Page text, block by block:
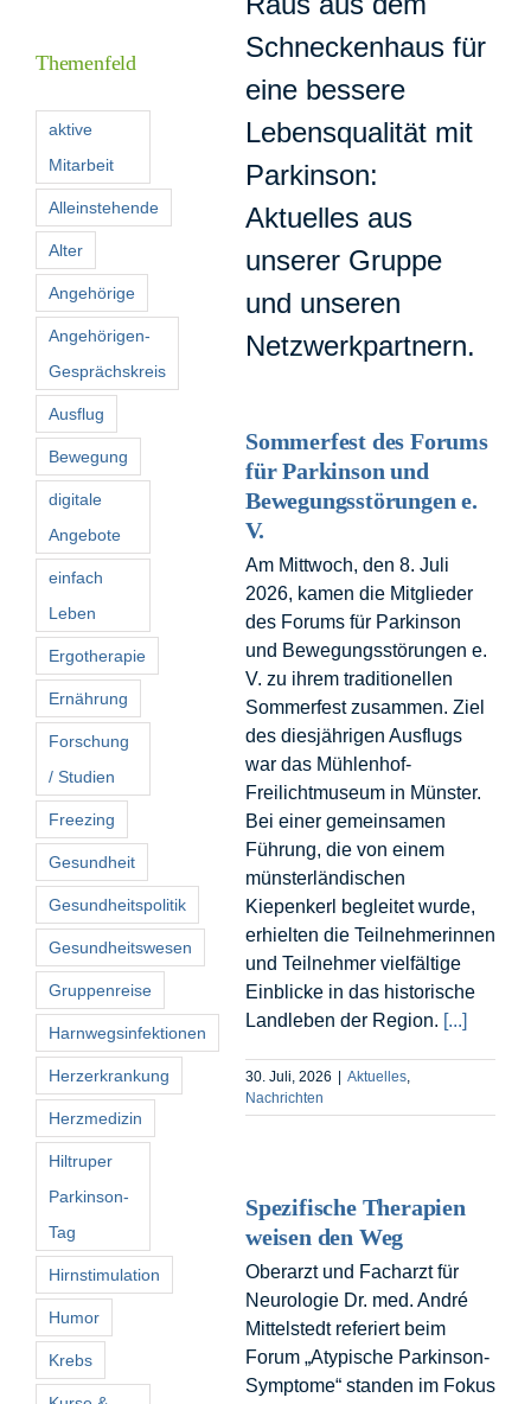
Schneckenhaus für
eine bessere
Lebensqualität mit
Parkinson:
Aktuelles aus
unserer Gruppe
und unseren
Netzwerkpartnern.
Sommerfest des Forums
für Parkinson und
Bewegungsstörungen e.
V.
Am Mittwoch, den 8. Juli
2026, kamen die Mitglieder
des Forums für Parkinson
und Bewegungsstörungen e.
V. zu ihrem traditionellen
Sommerfest zusammen. Ziel
des diesjährigen Ausflugs
war das Mühlenhof-
Freilichtmuseum in Münster.
Bei einer gemeinsamen
Führung, die von einem
münsterländischen
Kiepenkerl begleitet wurde,
erhielten die Teilnehmerinnen
und Teilnehmer vielfältige
Einblicke in das historische
Landleben der Region. [...]
30. Juli, 2026 Aktuelles,
Nachrichten
Spezifische Therapien
weisen den Weg
Oberarzt und Facharzt für
Neurologie Dr. med. André
Mittelstedt referiert beim
Forum „Atypische Parkinson-
Symptome“ standen im Fokus
Themenfeld
aktive
Mitarbeit
Alleinstehende
Alter
Angehörige
Angehörigen-
Gesprächskreis
Ausflug
Bewegung
digitale
Angebote
einfach
Leben
Ergotherapie
Ernährung
Forschung
/ Studien
Freezing
Gesundheit
Gesundheitspolitik
Gesundheitswesen
Gruppenreise
Harnwegsinfektionen
Herzerkrankung
Herzmedizin
Hiltruper
Parkinson-
Tag
Hirnstimulation
Humor
Krebs